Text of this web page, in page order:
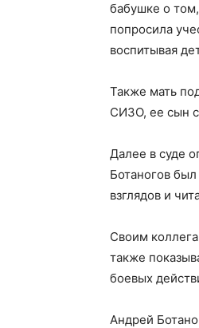
бабушке о
попросила
воспитывая
Также мать
СИЗО, ее сын
Далее в суде
Ботаногов
взглядов и
Своим
также
боевых
Андрей